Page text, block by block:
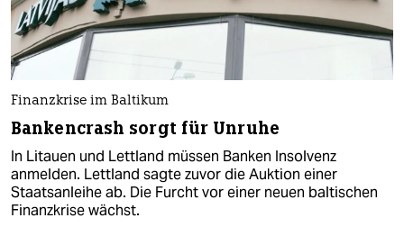
Finanzkrise im Baltikum
Bankencrash sorgt für Unruhe
In Litauen und Lettland müssen Banken Insolvenz
anmelden. Lettland sagte zuvor die Auktion einer
Staatsanleihe ab. Die Furcht vor einer neuen baltischen
Finanzkrise wächst.